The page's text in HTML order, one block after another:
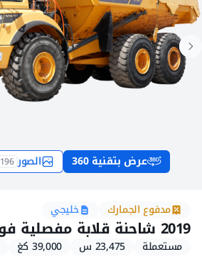
عرض بتقنية 360 الصور 196
مدفوع الجمارك خليجي
شاحنات قلابة مفصلية فولفو A40G مستعملة موديل 2019 للبيع
2019 شاحنة قلابة مفصلية فولفو A40G
مستعملة 23,475 س 39,000 كغ